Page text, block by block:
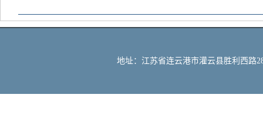
地址：江苏省连云港市灌云县胜利西